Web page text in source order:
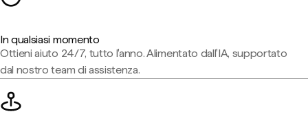
In qualsiasi momento
Ottieni aiuto 24/7, tutto l'anno. Alimentato dall'IA, supportato
dal nostro team di assistenza.